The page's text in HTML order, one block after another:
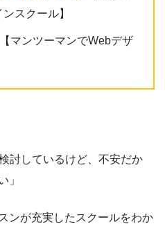
スクール】
【マンツーマンでWebデザ
討しているけど、不安だか
」
ンが充実したスクールをわか